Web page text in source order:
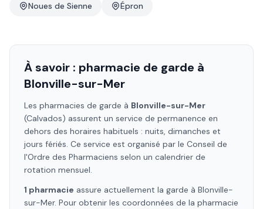
Noues de Sienne
Épron
À savoir : pharmacie de garde à
Blonville-sur-Mer
Les pharmacies de garde à Blonville-sur-Mer
(Calvados) assurent un service de permanence en
dehors des horaires habituels : nuits, dimanches et
jours fériés. Ce service est organisé par le Conseil de
l'Ordre des Pharmaciens selon un calendrier de
rotation mensuel.
1 pharmacie assure actuellement la garde à Blonville-
sur-Mer. Pour obtenir les coordonnées de la pharmacie